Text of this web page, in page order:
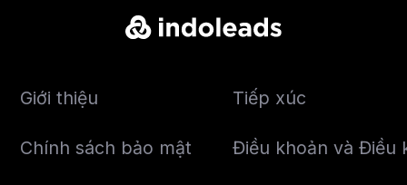
Giới thiệu Tiếp xúc
Chính sách bảo mật Điều khoản và Điều